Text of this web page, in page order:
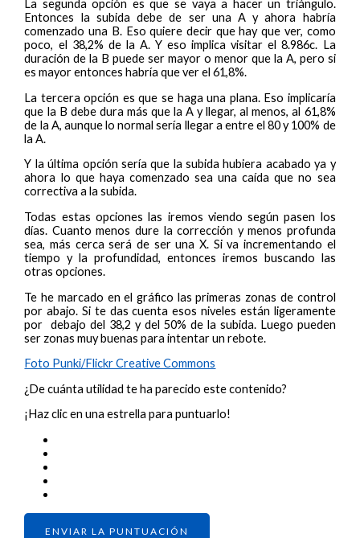
La segunda opción es que se vaya a hacer un triángulo.
Entonces la subida debe de ser una A y ahora habría
comenzado una B. Eso quiere decir que hay que ver, como
poco, el 38,2% de la A. Y eso implica visitar el 8.986c. La
duración de la B puede ser mayor o menor que la A, pero si
es mayor entonces habría que ver el 61,8%.
La tercera opción es que se haga una plana. Eso implicaría
que la B debe dura más que la A y llegar, al menos, al 61,8%
de la A, aunque lo normal sería llegar a entre el 80 y 100% de
la A.
Y la última opción sería que la subida hubiera acabado ya y
ahora lo que haya comenzado sea una caída que no sea
correctiva a la subida.
Todas estas opciones las iremos viendo según pasen los
días. Cuanto menos dure la corrección y menos profunda
sea, más cerca será de ser una X. Si va incrementando el
tiempo y la profundidad, entonces iremos buscando las
otras opciones.
Te he marcado en el gráfico las primeras zonas de control
por abajo. Si te das cuenta esos niveles están ligeramente
por debajo del 38,2 y del 50% de la subida. Luego pueden
ser zonas muy buenas para intentar un rebote.
Foto Punki/Flickr Creative Commons
¿De cuánta utilidad te ha parecido este contenido?
¡Haz clic en una estrella para puntuarlo!
ENVIAR LA PUNTUACIÓN